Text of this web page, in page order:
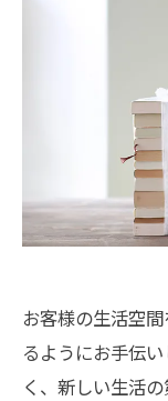
お客様の生活空
るようにお手伝
く、新しい生活